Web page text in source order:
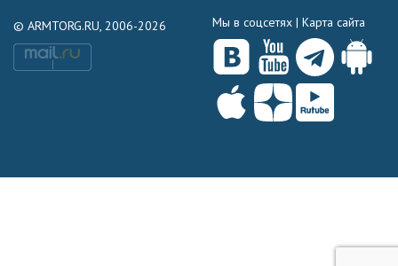
© ARMTORG.RU, 2006-2026 Мы в соцсетях | Карта сайта